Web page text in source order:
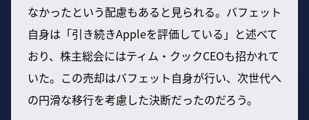
なかったという配慮もあると見られる。バフェット
自身は「引き続きAppleを評価している」と述べて
おり、株主総会にはティム・クックCEOも招かれて
いた。この売却はバフェット自身が行い、次世代へ
の円滑な移行を考慮した決断だったのだろう。